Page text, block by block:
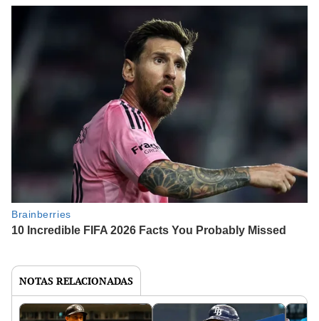
NOTAS RELACIONADAS